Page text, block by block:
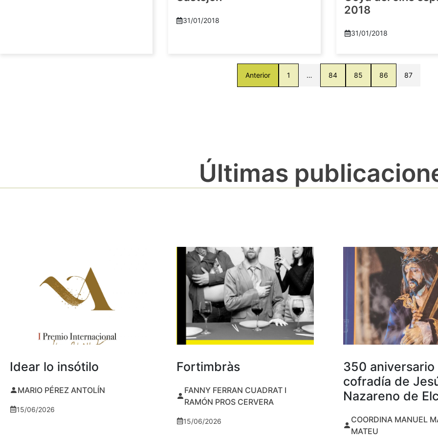
31/01/2018
2018
31/01/2018
Anterior 1 … 84 85 86 87
Últimas
Idear lo insótilo
MARIO PÉREZ ANTOLÍN
15/06/2026
Fortimbràs
FANNY FERRAN CUADRAT I
RAMÓN PROS CERVERA
15/06/2026
350 aniversario
cofradía de
Nazareno de
COORDINA MANUEL
MATEU